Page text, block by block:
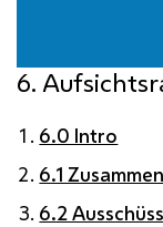
6.
6.0 Intro
6.1
6.2